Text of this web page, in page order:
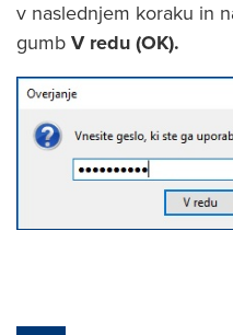
v naslednjem koraku in
gumb V redu (OK).